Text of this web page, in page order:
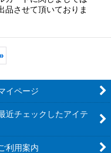
品させて頂いておりま
»
イページ
近チェックしたアイテ
利用案内